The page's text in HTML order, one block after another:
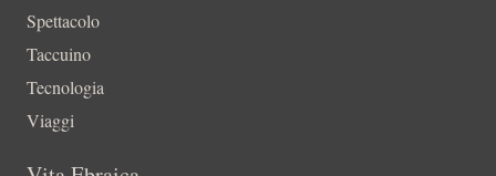
Spettacolo
Taccuino
Tecnologia
Viaggi